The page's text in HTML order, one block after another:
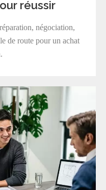
réussir
négociation,
de route pour un achat